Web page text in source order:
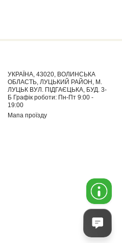
УКРАЇНА, 43020, ВОЛИНСЬКА
ОБЛАСТЬ, ЛУЦЬКИЙ РАЙОН, М.
ЛУЦЬК ВУЛ. ПІДГАЄЦЬКА, БУД. 3-
Б Графік роботи: Пн-Пт 9:00 -
19:00
Мапа проїзду